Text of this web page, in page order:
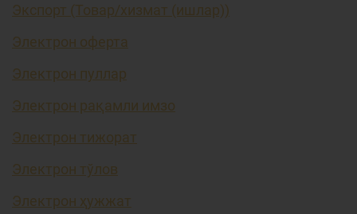
Экспорт (Товар/хизмат (ишлар))
Электрон оферта
Электрон пуллар
Электрон рақамли имзо
Электрон тижорат
Электрон тўлов
Электрон ҳужжат